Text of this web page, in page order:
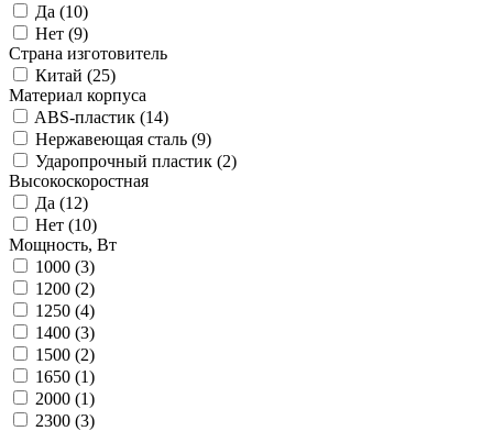
Да (10)
Нет (9)
Страна изготовитель
Китай (25)
Материал корпуса
ABS-пластик (14)
Нержавеющая сталь (9)
Ударопрочный пластик (2)
Высокоскоростная
Да (12)
Нет (10)
Мощность, Вт
1000 (3)
1200 (2)
1250 (4)
1400 (3)
1500 (2)
1650 (1)
2000 (1)
2300 (3)